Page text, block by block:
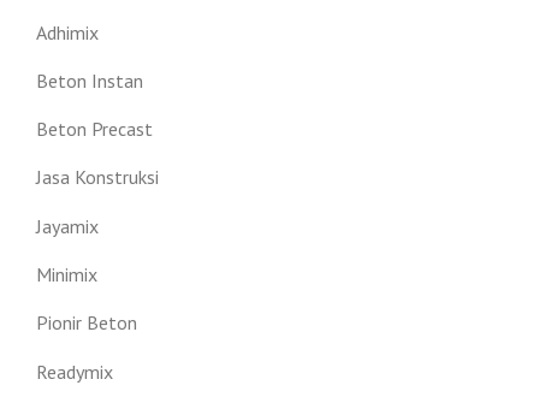
Adhimix
Beton Instan
Beton Precast
Jasa Konstruksi
Jayamix
Minimix
Pionir Beton
Readymix